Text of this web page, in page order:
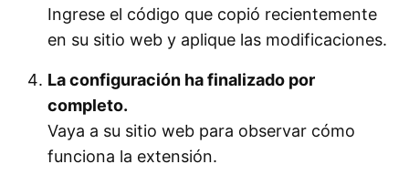
Ingrese el código que copió recientemente
en su sitio web y aplique las modificaciones.
La configuración ha finalizado por
completo.
Vaya a su sitio web para observar cómo
funciona la extensión.